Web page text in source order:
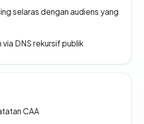
selaras dengan audiens yang
via DNS rekursif publik
CAA